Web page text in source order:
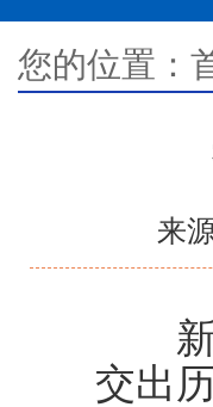
您的位置：
来
新
交出